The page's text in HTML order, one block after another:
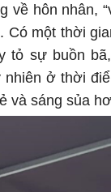
về hôn nhân,
Có một thời
tỏ sự buồn
nhiên ở thời
và sáng sủa